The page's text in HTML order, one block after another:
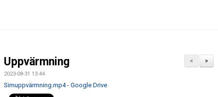
LÄGER
>
<
Uppvärmning
2023-08-31 13:44
Simuppvärmning.mp4 - Google Drive